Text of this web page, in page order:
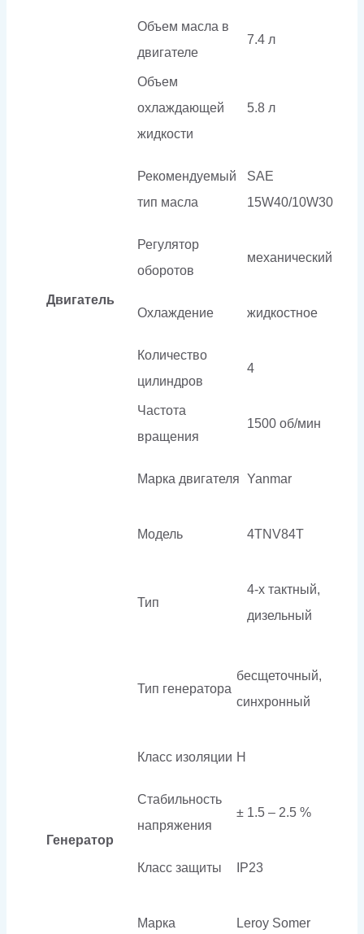
Двигатель
Объем масла в
двигателе
7.4 л
Объем
охлаждающей
жидкости
5.8 л
Рекомендуемый
тип масла
SAE
15W40/10W30
Регулятор
оборотов
механический
Охлаждение жидкостное
Количество
цилиндров
4
Частота
вращения
1500 об/мин
Марка двигателя Yanmar
Модель 4TNV84T
Тип
4-х тактный,
дизельный
Генератор
Тип генератора
бесщеточный,
синхронный
Класс изоляции H
Стабильность
напряжения
± 1.5 – 2.5 %
Класс защиты IP23
Марка Leroy Somer